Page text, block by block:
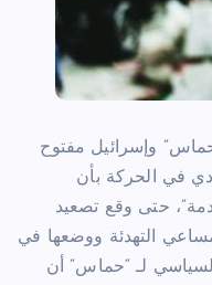
وإسرائيل مفتوح
في الحركة بأن
حتى وقع تصعيد
التهدئة ووضعها في
لـ “حماس” أن